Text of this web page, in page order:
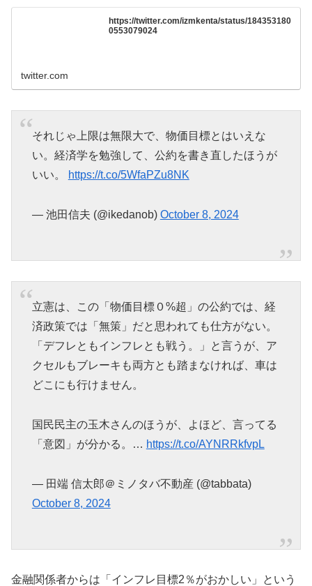
https://twitter.com/izmkenta/status/184353180
0553079024
twitter.com
それじゃ上限は無限大で、物価目標とはいえな
い。経済学を勉強して、公約を書き直したほうが
いい。
https://t.co/5WfaPZu8NK
— 池田信夫 (@ikedanob) October 8, 2024
立憲は、この「物価目標０%超」の公約では、経
済政策では「無策」だと思われても仕方がない。
「デフレともインフレとも戦う。」と言うが、ア
クセルもブレーキも両方とも踏まなければ、車は
どこにも行けません。
国民民主の玉木さんのほうが、よほど、言ってる
「意図」が分かる。… https://t.co/AYNRRkfvpL
— 田端 信太郎＠ミノタバ不動産 (@tabbata)
October 8, 2024
金融関係者からは「インフレ目標2％がおかしい」という